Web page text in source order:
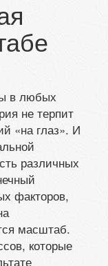
в любых
не терпит
«на глаз». И
различных
факторов,
масштаб.
которые